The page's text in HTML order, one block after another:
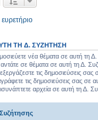
ΤΗ Δ. ΣΥΖΉΤΗΣΗ
νέα θέματα σε αυτή τη
σε θέματα σε αυτή τη Δ.
τις δημοσιεύσεις
τις δημοσιεύσεις σας σε
αρχεία σε αυτή τη Δ.